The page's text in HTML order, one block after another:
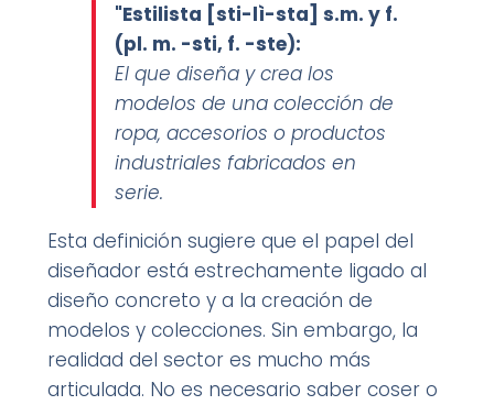
"Estilista [sti-lì-sta] s.m. y f.
(pl. m. -sti, f. -ste):
El que diseña y crea los
modelos de una colección de
ropa, accesorios o productos
industriales fabricados en
serie.
Esta definición sugiere que el papel del
diseñador está estrechamente ligado al
diseño concreto y a la creación de
modelos y colecciones. Sin embargo, la
realidad del sector es mucho más
articulada. No es necesario saber coser o